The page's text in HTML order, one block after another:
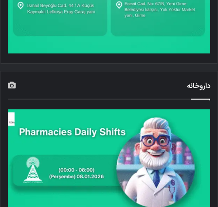
داروخانه